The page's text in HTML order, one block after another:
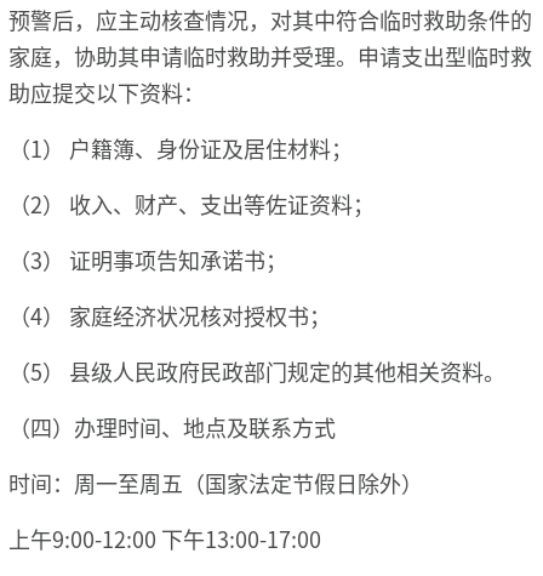
预警后，应主动核查情况，对其中符合临时救助条件的
家庭，协助其申请临时救助并受理。申请支出型临时救
助应提交以下资料：
（1） 户籍簿、身份证及居住材料；
（2） 收入、财产、支出等佐证资料；
（3） 证明事项告知承诺书；
（4） 家庭经济状况核对授权书；
（5） 县级人民政府民政部门规定的其他相关资料。
（四）办理时间、地点及联系方式
时间：周一至周五（国家法定节假日除外）
上午9:00-12:00 下午13:00-17:00